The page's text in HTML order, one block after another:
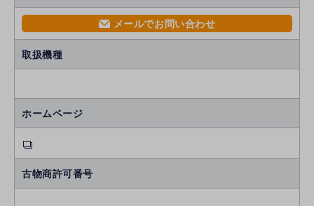
mail メールでお問い合わせ
取扱機種
ホームページ
古物商許可番号